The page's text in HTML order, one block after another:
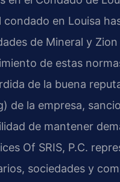
condado en Louisa
de Mineral y
de estas
de la buena
de la empresa,
de mantener
Of SRIS, P.C.
sociedades y